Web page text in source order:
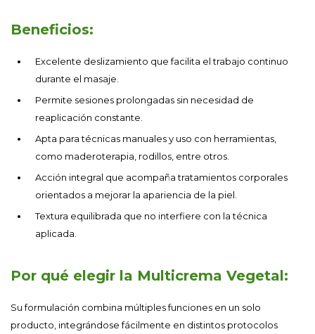
Beneficios:
Excelente deslizamiento que facilita el trabajo continuo
durante el masaje.
Permite sesiones prolongadas sin necesidad de
reaplicación constante.
Apta para técnicas manuales y uso con herramientas,
como maderoterapia, rodillos, entre otros.
Acción integral que acompaña tratamientos corporales
orientados a mejorar la apariencia de la piel.
Textura equilibrada que no interfiere con la técnica
aplicada.
Por qué elegir la Multicrema Vegetal:
Su formulación combina múltiples funciones en un solo
producto, integrándose fácilmente en distintos protocolos